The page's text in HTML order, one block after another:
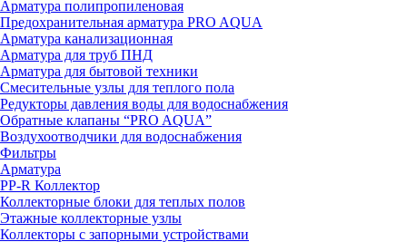
Арматура полипропиленовая
Предохранительная арматура PRO AQUA
Арматура канализационная
Арматура для труб ПНД
Арматура для бытовой техники
Смесительные узлы для теплого пола
Редукторы давления воды для водоснабжения
Обратные клапаны “PRO AQUA”
Воздухоотводчики для водоснабжения
Фильтры
Арматура
PP-R Коллектор
Коллекторные блоки для теплых полов
Этажные коллекторные узлы
Коллекторы с запорными устройствами